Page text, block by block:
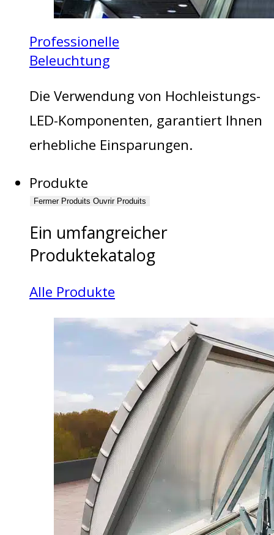
Professionelle
Beleuchtung
Die Verwendung von Hochleistungs-
LED-Komponenten, garantiert Ihnen
erhebliche Einsparungen.
Produkte
Fermer Produits Ouvrir Produits
Ein umfangreicher
Produktekatalog
Alle Produkte